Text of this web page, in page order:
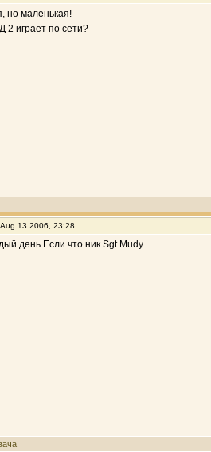
но маленькая!
2 играет по сети?
Aug 13 2006, 23:28
день.Если что ник Sgt.Mudy